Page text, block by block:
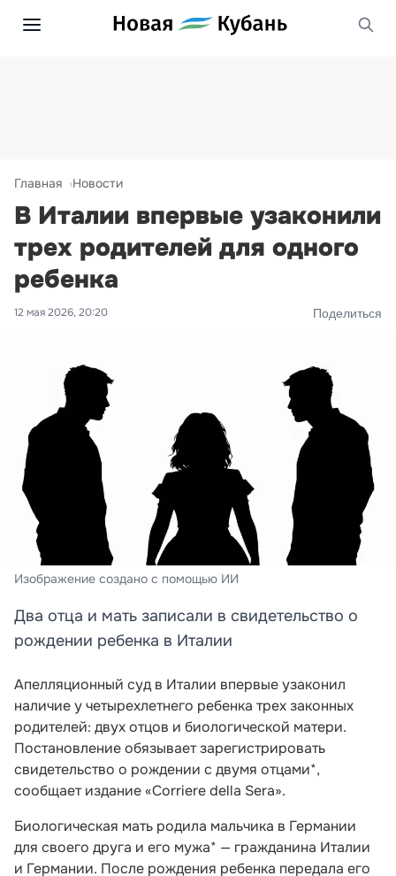
Главная Новости
В Италии впервые узаконили
трех родителей для одного
ребенка
12 мая 2026, 20:20 Поделиться
Изображение создано с помощью ИИ
Два отца и мать записали в свидетельство о
рождении ребенка в Италии
Апелляционный суд в Италии впервые узаконил
наличие у четырехлетнего ребенка трех законных
родителей: двух отцов и биологической матери.
Постановление обязывает зарегистрировать
свидетельство о рождении с двумя отцами*,
сообщает издание «Corriere della Sera».
Биологическая мать родила мальчика в Германии
для своего друга и его мужа* — гражданина Италии
и Германии. После рождения ребенка передала его